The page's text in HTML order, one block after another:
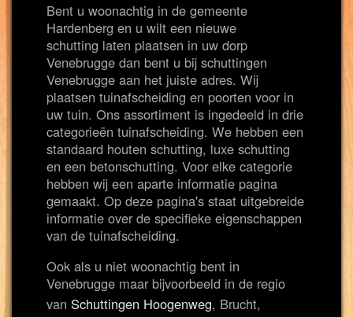
Bent u woonachtig in de gemeente
Hardenberg en u wilt een nieuwe
schutting laten plaatsen in uw dorp
Venebrugge dan bent u bij schuttingen
Venebrugge aan het juiste adres. Wij
plaatsen tuinafscheiding en poorten voor in
uw tuin. Ons assortiment is ingedeeld in drie
categorieën tuinafscheiding. We hebben een
standaard houten schutting, luxe schutting
en een betonschutting. Voor elke categorie
hebben wij een aparte informatie pagina
gemaakt. Op deze pagina's staat uitgebreide
informatie over de specifieke eigenschappen
van de tuinafscheiding.
Ook als u niet woonachtig bent in
Venebrugge maar bijvoorbeeld in de regio
van Schuttingen Hoogenweg, Brucht,